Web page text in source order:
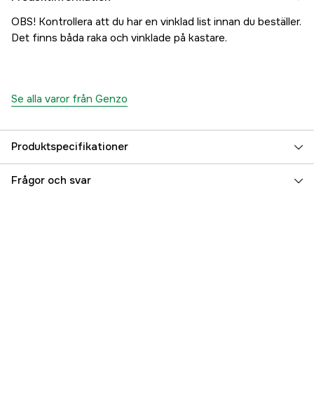
OBS! Kontrollera att du har en vinklad list innan du beställer.
Det finns båda raka och vinklade på kastare.
Se alla varor från Genzo
Produktspecifikationer
Referensnummer 3000006811
Frågor och svar